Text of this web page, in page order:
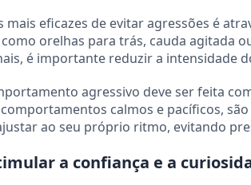
mais eficazes de evitar agressões é
orelhas para trás, cauda agitada
é importante reduzir a intensidade
agressivo deve ser feita
calmos e pacíficos,
ao seu próprio ritmo, evitando
a confiança e a